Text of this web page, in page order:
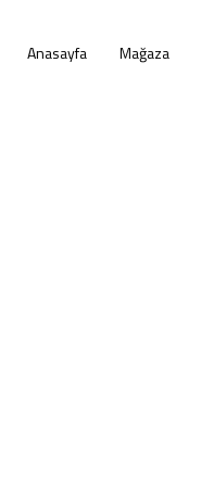
Anasayfa Mağaza